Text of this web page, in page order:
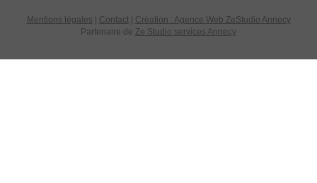
Mentions légales Contact|
Création : Agence Web ZeStudio Annecy
Partenaire de Ze Studio services Annecy